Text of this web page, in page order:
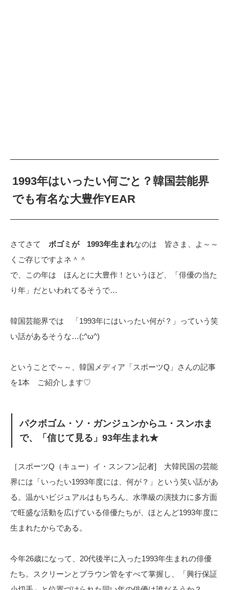
1993年はいったい何ごと？韓国芸能界
でも有名な大豊作YEAR
さてさて ボゴミが 1993年生まれなのは 皆さま、よ～～
くご存じですよネ＾＾
で、この年は ほんとに大豊作！というほど、「俳優の当た
り年」だといわれてるそうで…
韓国芸能界では 「1993年にはいったい何が？」っていう笑
い話があるそうな…(;^ω^)
ということで～～、韓国メディア「スポーツQ」さんの記事
を1本 ご紹介します♡
パクボゴム・ソ・ガンジュンからユ・スンホま
で、「信じて見る」93年生まれ★
［スポーツQ（キュー）イ・スンフン記者] 大韓民国の芸能
界には「いったい1993年度には、何が？」という笑い話があ
る。温かいビジュアルはもちろん、水準級の演技力に多方面
で旺盛な活動を広げている俳優たちが、ほとんど1993年度に
生まれたからである。
今年26歳になって、20代後半に入った1993年生まれの俳優
たち。スクリーンとブラウン管をすべて掌握し、「興行保証